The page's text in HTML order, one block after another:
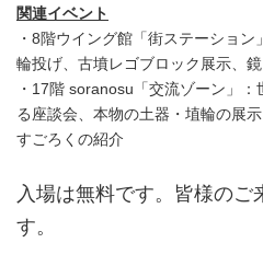
関連イベント
・8階ウイング館「街ステーショ
輪投げ、古墳レゴブロック展示、
・17階 soranosu「交流ゾーン」
る座談会、本物の土器・埴輪の展
すごろくの紹介
入場は無料です。皆様のご
す。